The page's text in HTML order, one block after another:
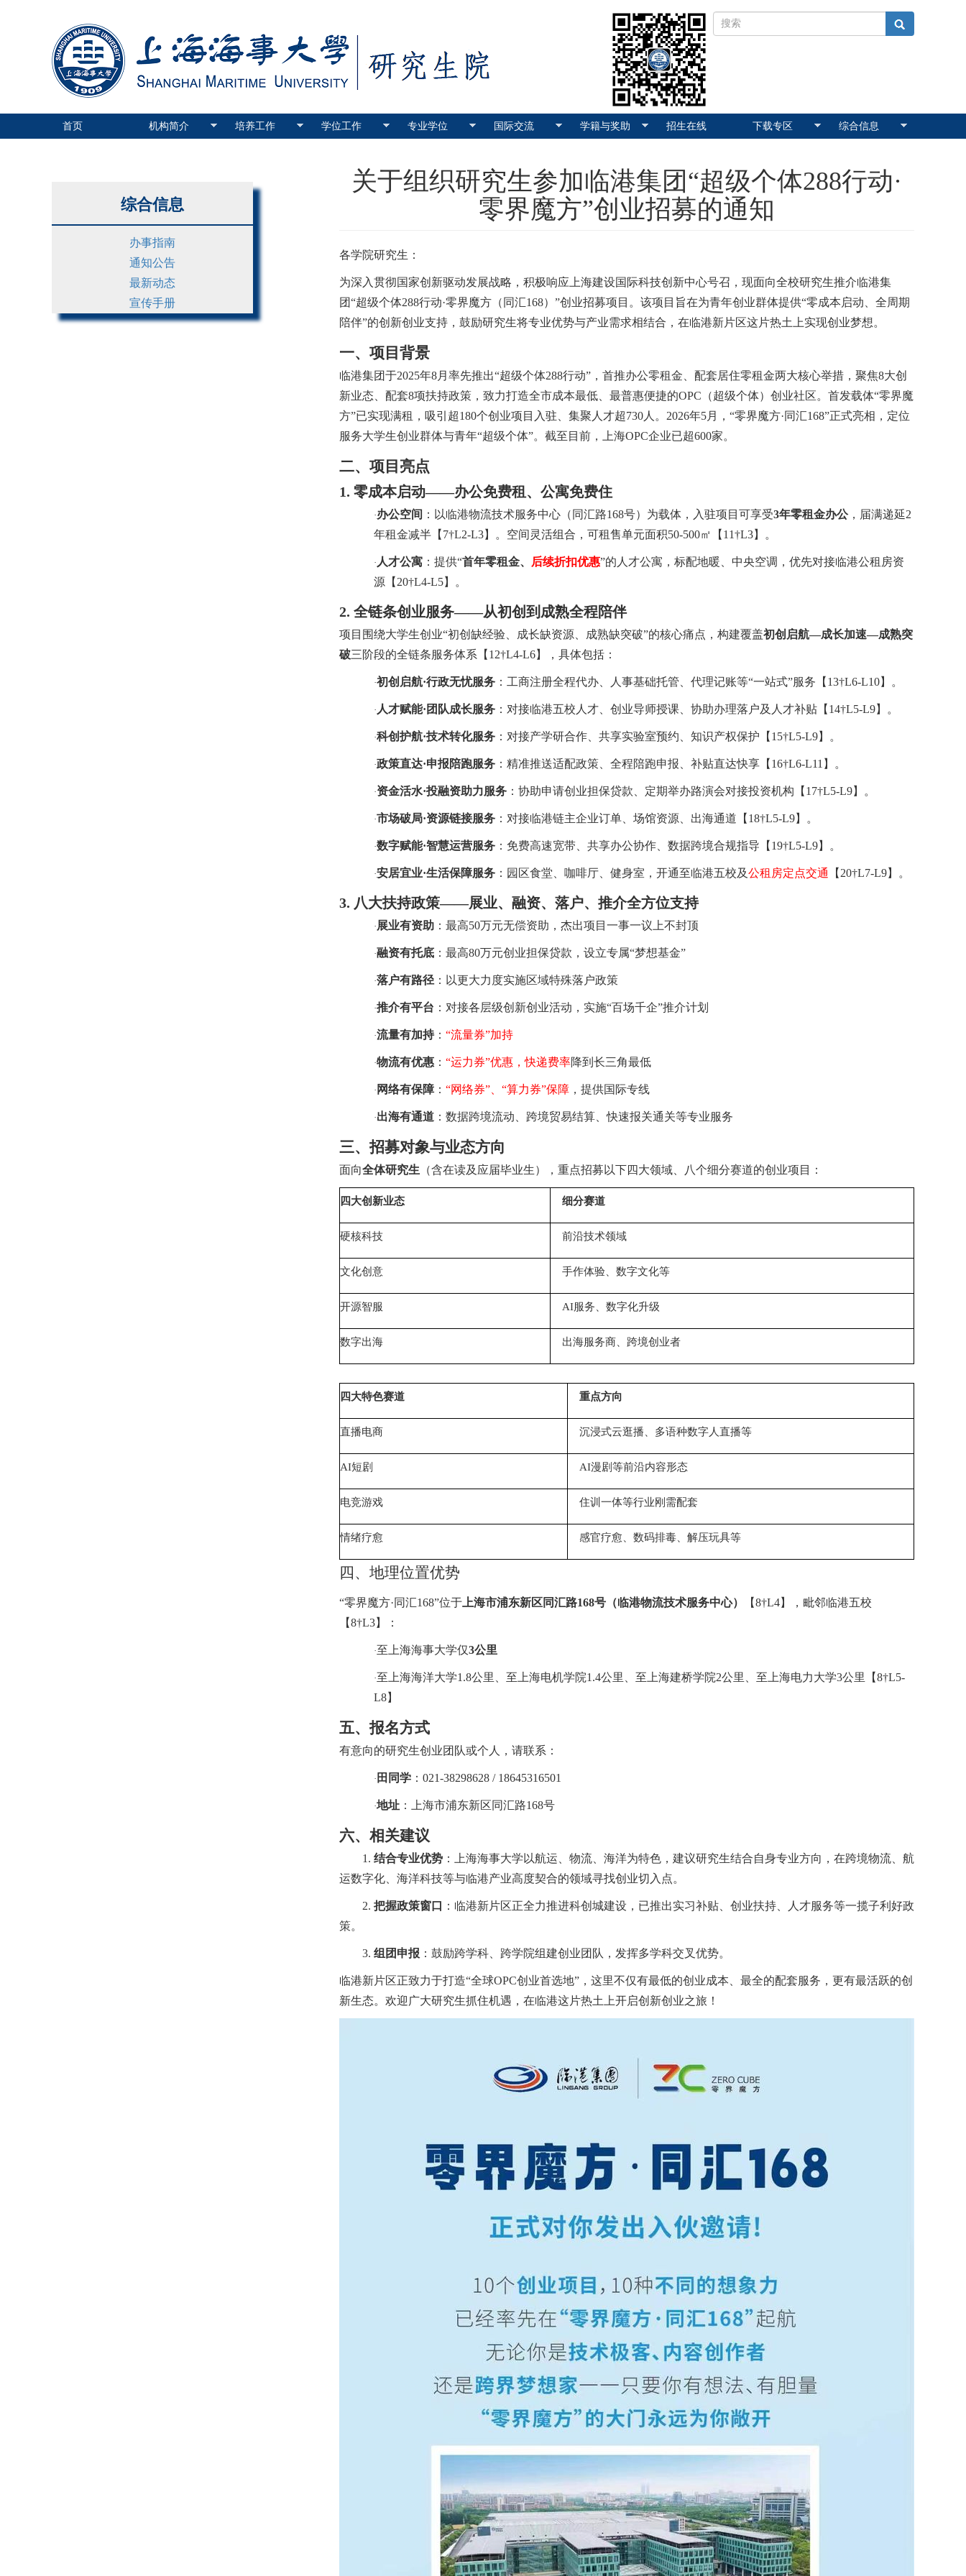
首页 机构简介 培养工作 学位工作 专业学位 国际交流 学籍与奖助 招生在线 下载专区 综合信息
综合信息
办事指南
通知公告
最新动态
宣传手册
关于组织研究生参加临港集团“超级个体288行动·
零界魔方”创业招募的通知
各学院研究生：
为深入贯彻国家创新驱动发展战略，积极响应上海建设国际科技创新中心号召，现面向全校研究生推介临港集
团“超级个体288行动·零界魔方（同汇168） ”创业招募项目。该项目旨在为青年创业群体提供“零成本启动、全周期
陪伴”的创新创业支持，鼓励研究生将专业优势与产业需求相结合，在临港新片区这片热土上实现创业梦想。
一、 项目背景
临港集团于2025年8月率先推出“超级个体288行动” ，首推办公零租金、配套居住零租金两大核心举措，聚焦8大创
新业态、配套8项扶持政策，致力打造全市成本最低、最普惠便捷的OPC （超级个体）创业社区。首发载体“零界魔
方”已实现满租，吸引超180个创业项目入驻、集聚人才超730 人。 2026年5月， “零界魔方·同汇168”正式亮相，定位
服务大学生创业群体与青年“超级个体”。截至目前，上海OPC企业已超600家。
二、 项目亮点
1. 零成本启动——办公免费租、公寓免费住
·办公空间 ：以临港物流技术服务中心（同汇路168号）为载体，入驻项目可享受3年零租金办公，届满递延2
年租金减半【 7†L2-L3】。空间灵活组合，可租售单元面积50-500㎡【 11†L3】。
· 人才公寓 ：提供“首年零租金、 后续折扣优惠”的人才公寓，标配地暖、中央空调，优先对接临港公租房资
源【 20†L4-L5】。
2. 全链条创业服务——从初创到成熟全程陪伴
项目围绕大学生创业“初创缺经验、成长缺资源、成熟缺突破”的核心痛点，构建覆盖初创启航—成长加速—成熟突
破三阶段的全链条服务体系【 12†L4-L6】，具体包括：
·初创启航·行政无忧服务 ：工商注册全程代办、人事基础托管、代理记账等“一站式”服务【 13†L6-L10】。
· 人才赋能· 团队成长服务 ：对接临港五校人才、创业导师授课、协助办理落户及人才补贴【 14†L5-L9】。
·科创护航·技术转化服务 ：对接产学研合作、共享实验室预约、知识产权保护【 15†L5-L9】。
·政策直达·申报陪跑服务 ：精准推送适配政策、全程陪跑申报、补贴直达快享【 16†L6-L11 】。
·资金活水·投融资助力服务 ：协助申请创业担保贷款、定期举办路演会对接投资机构【 17†L5-L9】。
·市场破局·资源链接服务 ：对接临港链主企业订单、场馆资源、出海通道【 18†L5-L9】。
·数字赋能·智慧运营服务 ：免费高速宽带、共享办公协作、数据跨境合规指导【 19†L5-L9】。
·安居宜业·生活保障服务 ：园区食堂、咖啡厅、健身室，开通至临港五校及公租房定点交通 【 20†L7-L9】。
3. 八大扶持政策——展业、融资、落户、推介全方位支持
· 展业有资助 ：最高50万元无偿资助，杰出项目一事一议上不封顶
·融资有托底 ：最高80万元创业担保贷款，设立专属“梦想基金”
·落户有路径 ：以更大力度实施区域特殊落户政策
·推介有平台 ：对接各层级创新创业活动，实施“百场千企”推介计划
·流量有加持： “流量券”加持
·物流有优惠 ： “运力券”优惠 ，快递费率降到长三角最低
· 网络有保障 ： “网络券” “算力券”保障 ，提供国际专线
·出海有通道 ：数据跨境流动、跨境贸易结算、快速报关通关等专业服务
三、招募对象与业态方向
面向全体研究生 （含在读及应届毕业生），重点招募以下四大领域、八个细分赛道的创业项目：
四大创新业态 细分赛道
硬核科技 前沿技术领域
文化创意 手作体验、数字文化等
开源智服 AI服务、数字化升级
数字出海 出海服务商、跨境创业者
四大特色赛道 重点方向
直播电商 沉浸式云逛播、多语种数字人直播等
AI短剧 AI漫剧等前沿内容形态
电竞游戏 住训一体等行业刚需配套
情绪疗愈 感官疗愈、数码排毒、解压玩具等
四、 地理位置优势
“零界魔方·同汇168”位于 上海市浦东新区同汇路168号（临港物流技术服务中心） 【8†L4】，毗邻临港五校
【8†L3】：
·至上海海事大学仅3公里
·至上海海洋大学1.8公里、至上海电机学院1.4公里、至上海建桥学院2公里、至上海电力大学3公里【8†L5-
L8】
五、报名方式
有意向的研究生创业团队或个人，请联系：
· 田同学 ： 021-38298628 / 18645316501
·地址 ：上海市浦东新区同汇路168号
六、 相关建议
1. 结合专业优势 ：上海海事大学以航运、物流、海洋为特色，建议研究生结合自身专业方向，在跨境物流、航
运数字化、海洋科技等与临港产业高度契合的领域寻找创业切入点。
2. 把握政策窗口
：临港新片区正全力推进科创城建设，已推出实习补贴、创业扶持、人才服务等一揽子利好政
策。
3. 组团申报 ：鼓励跨学科、跨学院组建创业团队，发挥多学科交叉优势。
临港新片区正致力于打造“全球OPC创业首选地” ，这里不仅有最低的创业成本、最全的配套服务，更有最活跃的创
新生态。欢迎广大研究生抓住机遇，在临港这片热土上开启创新创业之旅！